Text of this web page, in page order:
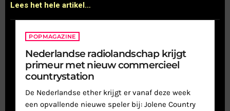
Lees het hele artikel…
POPMAGAZINE
Nederlandse radiolandschap krijgt
primeur met nieuw commercieel
countrystation
De Nederlandse ether krijgt er vanaf deze week
een opvallende nieuwe speler bij: Jolene Country